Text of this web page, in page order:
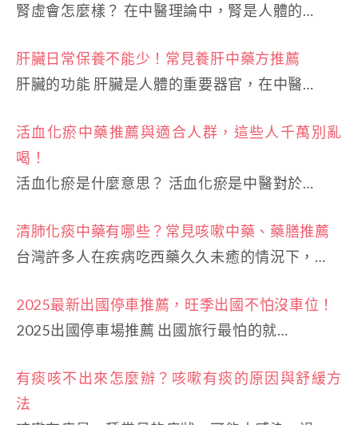
腎虛會怎麼樣？ 在中醫理論中，腎是人體的…
肝臟日常保養不能少！常見養肝中藥方推薦
肝臟的功能 肝臟是人體的重要器官，在中醫…
活血化瘀中藥推薦與適合人群，這些人千萬別亂
喝！
活血化瘀是什麼意思？ 活血化瘀是中醫對於…
清肺化痰中藥有哪些？常見咳嗽中藥、藥膳推薦
台灣許多人在疾病吃西藥久久未癒的情況下，…
2025最新出國停車推薦，旺季出國不怕沒車位！
2025出國停車場推薦 出國旅行最怕的就…
有痰咳不出來怎麼辦？咳嗽有痰的原因與舒緩方
法